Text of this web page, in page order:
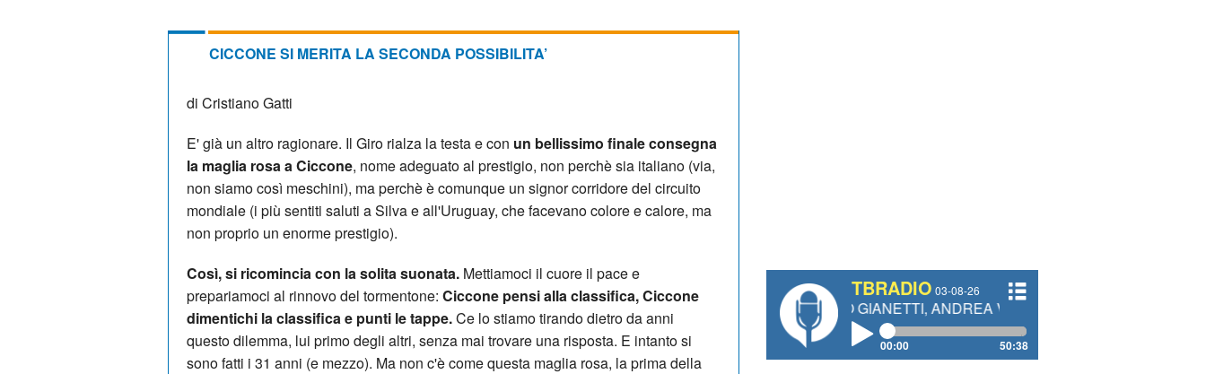
CICCONE SI MERITA LA SECONDA POSSIBILITA’
di Cristiano Gatti
E' già un altro ragionare. Il Giro rialza la testa e con un bellissimo finale consegna
la maglia rosa a Ciccone, nome adeguato al prestigio, non perchè sia italiano (via,
non siamo così meschini), ma perchè è comunque un signor corridore del circuito
mondiale (i più sentiti saluti a Silva e all'Uruguay, che facevano colore e calore, ma
non proprio un enorme prestigio).
Così, si ricomincia con la solita suonata. Mettiamoci il cuore il pace e
prepariamoci al rinnovo del tormentone: Ciccone pensi alla classifica, Ciccone
dimentichi la classifica e punti le tappe.Ce lo stiamo tirando dietro da anni
questo dilemma, lui primo degli altri, senza mai trovare una risposta. E intanto si
sono fatti i 31 anni (e mezzo). Ma non c'è come questa maglia rosa, la prima della
TBRADIO 03-08-26
#334 CHARLY WEGELIUS, MAURO GIANETTI, ANDREA VENDRAME, FILIPPO FIORELLI
00:00 50:38